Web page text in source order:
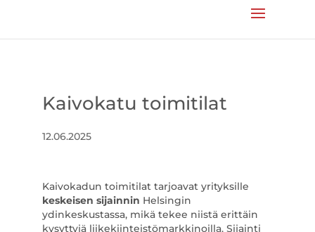
Kaivokatu toimitilat
12.06.2025
Kaivokadun toimitilat tarjoavat yrityksille
keskeisen sijainnin Helsingin
ydinkeskustassa, mikä tekee niistä erittäin
kysyttyjä liikekiinteistömarkkinoilla. Sijainti